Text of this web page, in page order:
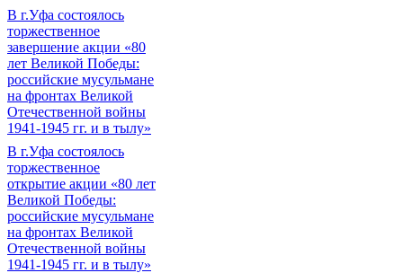
В г.Уфа состоялось
торжественное
завершение акции «80
лет Великой Победы:
российские мусульмане
на фронтах Великой
Отечественной войны
1941-1945 гг. и в тылу»
В г.Уфа состоялось
торжественное
открытие акции «80 лет
Великой Победы:
российские мусульмане
на фронтах Великой
Отечественной войны
1941-1945 гг. и в тылу»